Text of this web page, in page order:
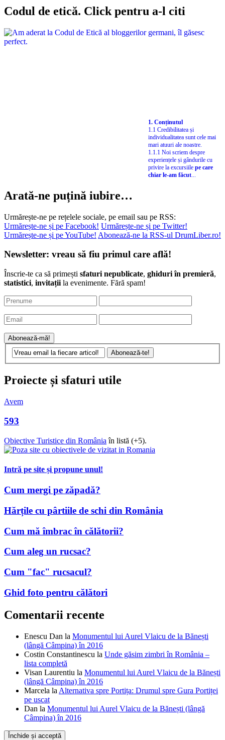
Codul de etică. Click pentru a-l citi
1. Conținutul
1.1 Credibilitatea și
individualitatea sunt cele mai
mari atuuri ale noastre.
1.1.1 Noi scriem despre
experiențele și gândurile cu
privire la excursiile pe care
chiar le-am făcut...
Arată-ne puțină iubire…
Urmărește-ne pe rețelele sociale, pe email sau pe RSS:
Urmărește-ne și pe Facebook! Urmărește-ne și pe Twitter!
Urmărește-ne și pe YouTube! Abonează-ne la RSS-ul DrumLiber.ro!
Newsletter: vreau să fiu primul care află!
Înscrie-te ca să primești sfaturi nepublicate, ghiduri în premieră,
statistici, invitațiila evenimente. Fără spam!
Proiecte și sfaturi utile
Avem
593
Obiective Turistice din Româniaîn listă (+5).
Intră pe site și propune unul!
Cum mergi pe zăpadă?
Hărțile cu pârtiile de schi din România
Cum mă îmbrac în călătorii?
Cum aleg un rucsac?
Cum "fac" rucsacul?
Ghid foto pentru călători
Comentarii recente
Enescu Dan la Monumentul lui Aurel Vlaicu de la Bănești
(lângă Câmpina) în 2016
Costin Constantinescu la Unde găsim zimbri în România –
lista completă
Visan Laurentiu la Monumentul lui Aurel Vlaicu de la Bănești
(lângă Câmpina) în 2016
Marcela laAlternativa spre Portița: Drumul spre Gura Portiței
pe uscat
Dan la Monumentul lui Aurel Vlaicu de la Bănești (lângă
Câmpina) în 2016